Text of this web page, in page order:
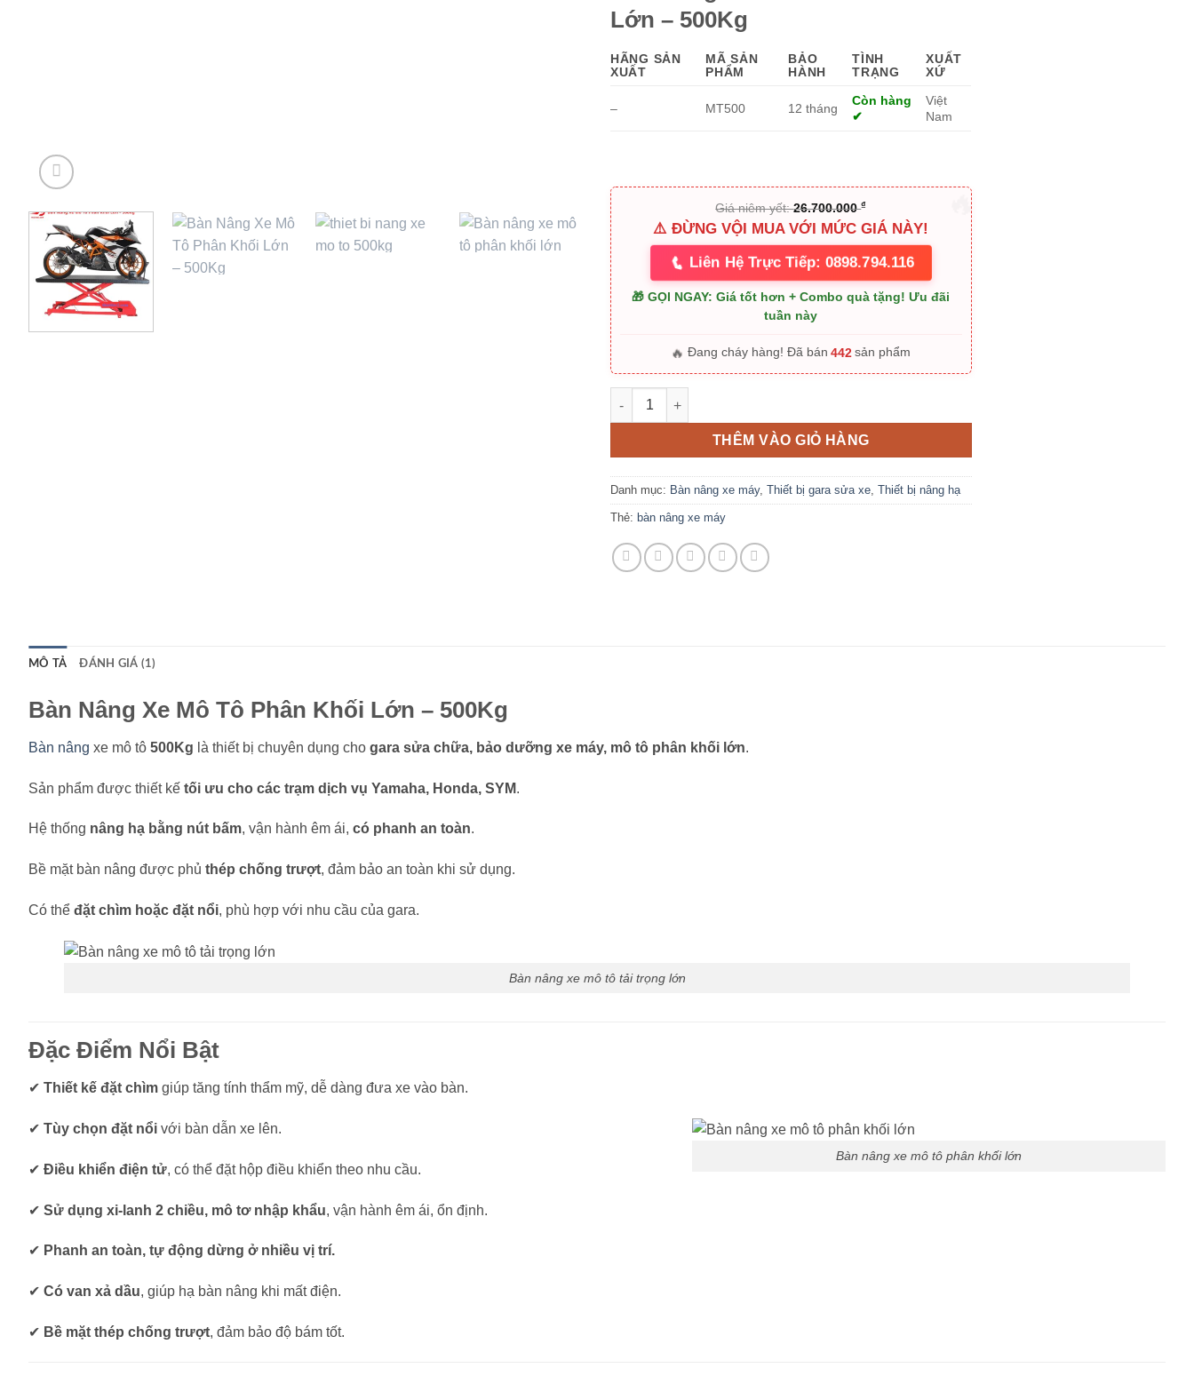
27.000.000 ₫.
Lớn – 500Kg
HÃNG SẢN
XUẤT
MÃ SẢN
PHẨM
BẢO
HÀNH
TÌNH
TRẠNG
XUẤT
XỨ
– MT500 12 tháng
Còn hàng
✔
Việt
Nam
Giá niêm yết:26.700.000₫
⚠️ ĐỪNG VỘI MUA VỚI MỨC GIÁ NÀY!
📞 Liên Hệ Trực Tiếp: 0898.794.116
🎁 GỌI NGAY: Giá tốt hơn + Combo quà tặng! Ưu đãi
tuần này
🔥 Đang cháy hàng! Đã bán 442 sản phẩm
Bàn Nâng Xe Mô Tô Phân Khối Lớn – 500Kg số lượng
THÊM VÀO GIỎ HÀNG
Danh mục: Bàn nâng xe máy, Thiết bị gara sửa xe Thiết bị nâng hạ
Thẻ: bàn nâng xe máy
MÔ TẢ ĐÁNH GIÁ (1)
Bàn Nâng Xe Mô Tô Phân Khối Lớn – 500Kg
Bàn nâng xe mô tô 500Kg là thiết bị chuyên dụng cho gara sửa chữa, bảo dưỡng xe máy, mô tô phân khối lớn.
Sản phẩm được thiết kế tối ưu cho các trạm dịch vụ Yamaha, Honda, SYM.
Hệ thống nâng hạ bằng nút bấm, vận hành êm ái, có phanh an toàn.
Bề mặt bàn nâng được phủ thép chống trượt, đảm bảo an toàn khi sử dụng.
Có thể đặt chìm hoặc đặt nổi, phù hợp với nhu cầu của gara.
Bàn nâng xe mô tô tải trọng lớn
Đặc Điểm Nổi Bật
✔ Thiết kế đặt chìm giúp tăng tính thẩm mỹ, dễ dàng đưa xe vào bàn.
Bàn nâng xe mô tô phân khối lớn
✔ Tùy chọn đặt nổi với bàn dẫn xe lên.
✔ Điều khiển điện tử, có thể đặt hộp điều khiển theo nhu cầu.
✔ Sử dụng xi-lanh 2 chiều, mô tơ nhập khẩu, vận hành êm ái, ổn định.
✔ Phanh an toàn, tự động dừng ở nhiều vị trí.
✔ Có van xả dầu, giúp hạ bàn nâng khi mất điện.
✔ Bề mặt thép chống trượt, đảm bảo độ bám tốt.